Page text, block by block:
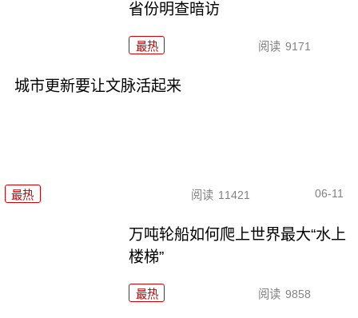
省份明查暗访
最热 阅读 9171
城市更新要让文脉活起来
最热 阅读 11421 06-11
万吨轮船如何爬上世界最大“水上
楼梯”
最热 阅读 9858